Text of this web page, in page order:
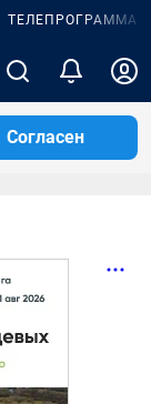
ТЕЛЕПРОГРАММА
Согласен